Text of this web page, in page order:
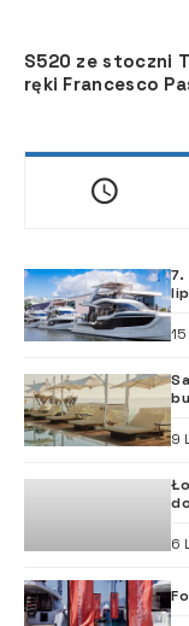
S520 ze stoczni
ręki Francesco
7.
9
6